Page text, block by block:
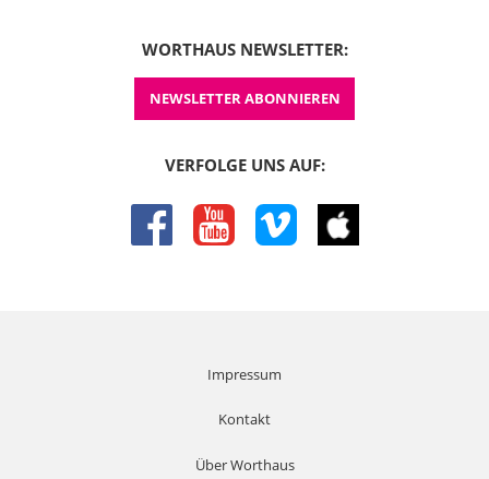
WORTHAUS NEWSLETTER:
NEWSLETTER ABONNIEREN
VERFOLGE UNS AUF:
facebook youtube vimeo itunes
Impressum
Kontakt
Über Worthaus